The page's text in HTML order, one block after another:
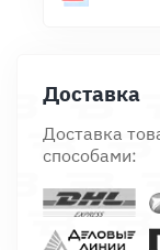
Доставка
Доставка
способами: